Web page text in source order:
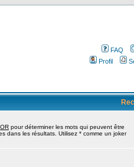
FAQ
Profil
OR pour déterminer les mots qui peuvent être
dans les résultats. Utilisez * comme un joker